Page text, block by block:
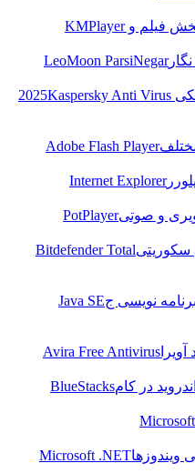
وKMPlayer
LeoMoon
Kaspersky Anti
Adobe Flash Player
Internet
صوتی PotPlayer
Bitdefender Total
نویسی جJava SE
Avira Free
در کامBlueStacks
Microsoft .NET